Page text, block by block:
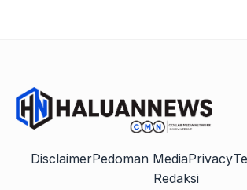
DisclaimerPedoman MediaPrivacy
Redaksi